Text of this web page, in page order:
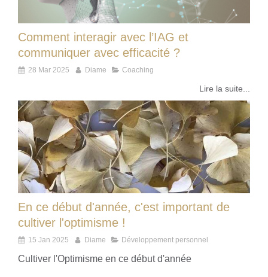
Comment interagir avec l’IAG et
communiquer avec efficacité ?
28 Mar 2025 Diame Coaching
Lire la suite...
En ce début d'année, c'est important de
cultiver l'optimisme !
15 Jan 2025 Diame Développement personnel
Cultiver l'Optimisme en ce début d'année